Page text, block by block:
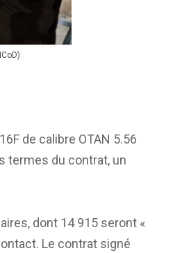
de calibre OTAN 5.56
termes du contrat, un
dont 14 915 seront «
Le contrat signé